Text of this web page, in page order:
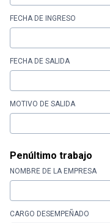
FECHA DE INGRESO
FECHA DE SALIDA
MOTIVO DE SALIDA
Penúltimo trabajo
NOMBRE DE LA EMPRESA
CARGO DESEMPEÑADO